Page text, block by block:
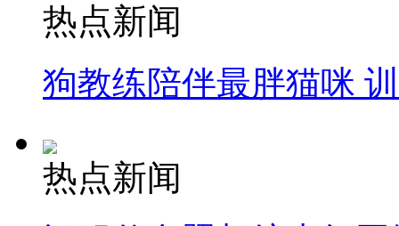
热点新闻
狗教练陪伴最胖猫咪
热点新闻